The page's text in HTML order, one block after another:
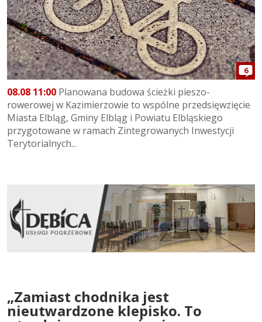
6
08.08 11:00 Planowana budowa ścieżki pieszo-
rowerowej w Kazimierzowie to wspólne przedsięwzięcie
Miasta Elbląg, Gminy Elbląg i Powiatu Elbląskiego
przygotowane w ramach Zintegrowanych Inwestycji
Terytorialnych...
„Zamiast chodnika jest
nieutwardzone klepisko. To